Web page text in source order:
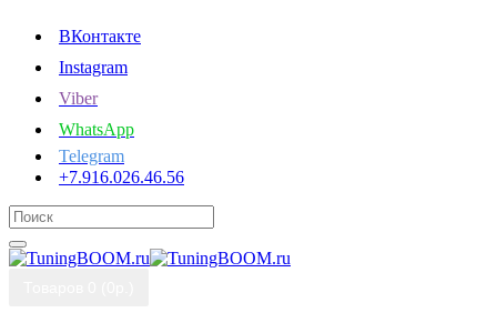
ВКонтакте
Instagram
Viber
WhatsApp
Telegram
+7.916.026.46.56